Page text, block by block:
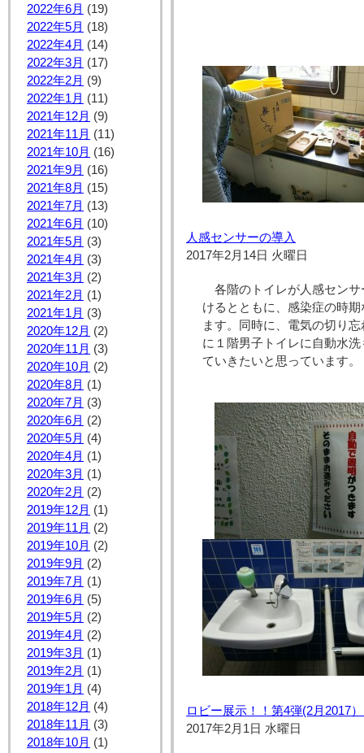
2022年6月 (19)
2022年5月 (18)
2022年4月 (14)
2022年3月 (17)
2022年2月 (9)
2022年1月 (11)
2021年12月 (9)
2021年11月 (11)
2021年10月 (16)
2021年9月 (16)
2021年8月 (15)
2021年7月 (13)
2021年6月 (10)
2021年5月 (3)
2021年4月 (3)
2021年3月 (2)
2021年2月 (1)
2021年1月 (3)
2020年12月 (2)
2020年11月 (3)
2020年10月 (2)
2020年8月 (1)
2020年7月 (3)
2020年6月 (2)
2020年5月 (4)
2020年4月 (1)
2020年3月 (1)
2020年2月 (2)
2019年12月 (1)
2019年11月 (2)
2019年10月 (2)
2019年9月 (2)
2019年7月 (1)
2019年6月 (5)
2019年5月 (2)
2019年4月 (2)
2019年3月 (1)
2019年2月 (1)
2019年1月 (4)
2018年12月 (4)
2018年11月 (3)
2018年10月 (1)
人感センサーの導入
2017年2月14日 火曜日
各階のトイレが人感セン
けるとともに、感染症の時
ます。同時に、電気の切り
に１階男子トイレに自動水
ていきたいと思っています。
ロビー展示！！第4弾(2月
2017年2月1日 水曜日